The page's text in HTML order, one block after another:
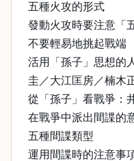
五種火攻的形式
發動火攻時要注意「
不要輕易地挑起戰端
活用「孫子」思想的
圭／大江匡房／楠木
從「孫子」看戰爭：
在戰爭中派出間諜的
五種間諜類型
運用間諜時的注意事